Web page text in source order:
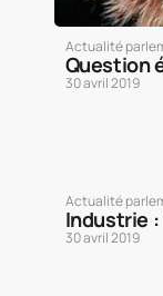
Actualité
Question
30 avril 2019
Actualité
Industrie :
30 avril 2019